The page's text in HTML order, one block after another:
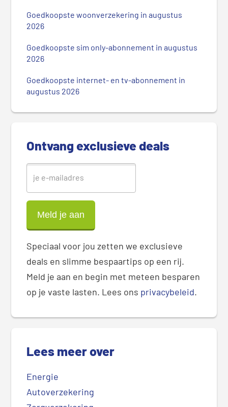
e
Goedkoopste woonverzekering in augustus
2026
Goedkoopste sim only-abonnement in augustus
2026
Goedkoopste internet- en tv-abonnement in
augustus 2026
Ontvang exclusieve deals
Speciaal voor jou zetten we exclusieve
deals en slimme bespaartips op een rij.
Meld je aan en begin met meteen besparen
op je vaste lasten. Lees ons privacybeleid.
Lees meer over
Energie
Autoverzekering